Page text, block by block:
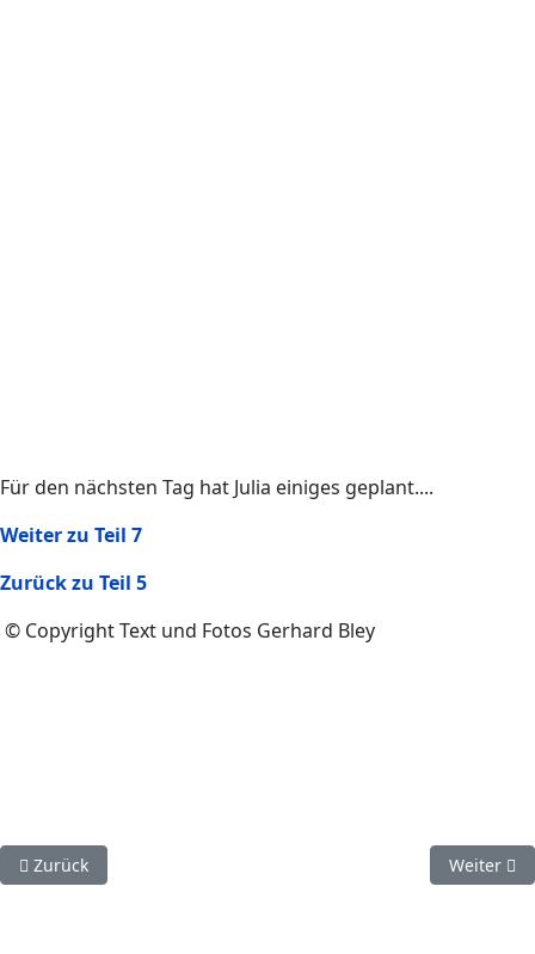
Für den nächsten Tag hat Julia einiges geplant....
Weiter zu Teil 7
Zurück zu Teil 5
© Copyright Text und Fotos Gerhard Bley
Vorheriger Beitrag: Reise in die Region Tschernihiw November
Zurück Nächster
Weiter